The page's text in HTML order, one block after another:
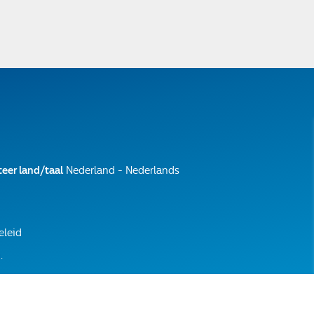
land/taalNederland - Nederlands